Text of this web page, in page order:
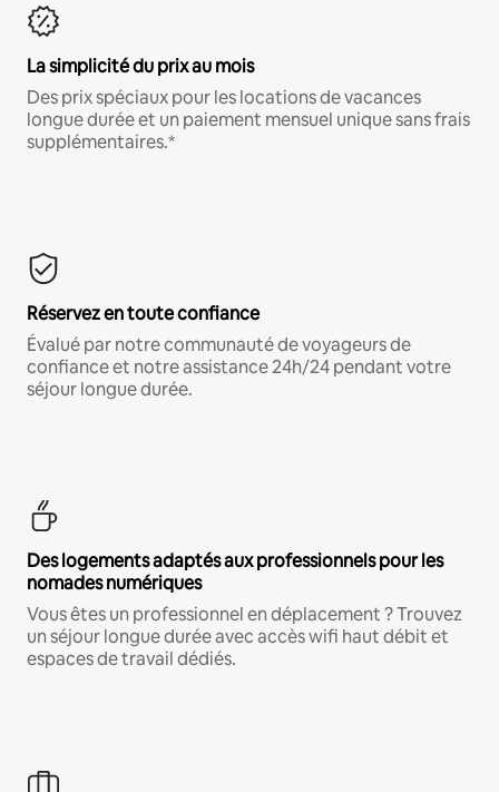
La simplicité du prix au mois
Des prix spéciaux pour les locations de vacances
longue durée et un paiement mensuel unique sans frais
supplémentaires.*
Réservez en toute confiance
Évalué par notre communauté de voyageurs de
confiance et notre assistance 24h/24 pendant votre
séjour longue durée.
Des logements adaptés aux professionnels pour les
nomades numériques
Vous êtes un professionnel en déplacement ? Trouvez
un séjour longue durée avec accès wifi haut débit et
espaces de travail dédiés.